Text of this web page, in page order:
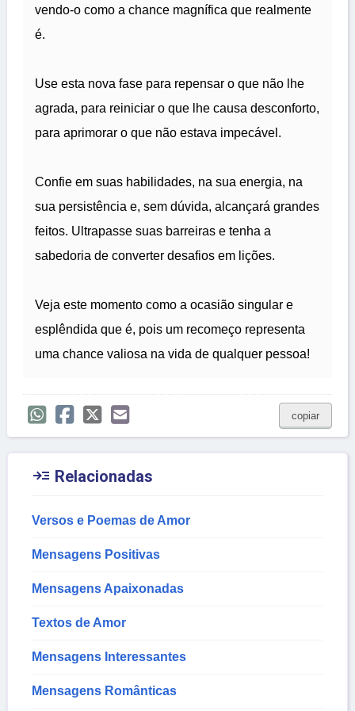
vendo-o como a chance magnífica que realmente
é.
Use esta nova fase para repensar o que não lhe
agrada, para reiniciar o que lhe causa desconforto,
para aprimorar o que não estava impecável.
Confie em suas habilidades, na sua energia, na
sua persistência e, sem dúvida, alcançará grandes
feitos. Ultrapasse suas barreiras e tenha a
sabedoria de converter desafios em lições.
Veja este momento como a ocasião singular e
esplêndida que é, pois um recomeço representa
uma chance valiosa na vida de qualquer pessoa!
copiar
 Relacionadas
Versos e Poemas de Amor
Mensagens Positivas
Mensagens Apaixonadas
Textos de Amor
Mensagens Interessantes
Mensagens Românticas